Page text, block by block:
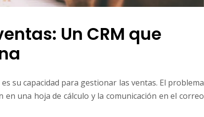
Un CRM que
su capacidad para gestionar las ventas. El problema
una hoja de cálculo y la comunicación en el correo